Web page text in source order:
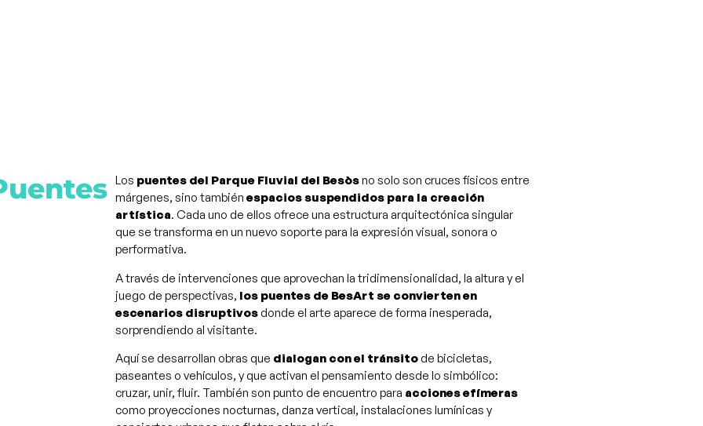
Los puentes del Parque Fluvial del Besòsno solo son cruces físicos entre
márgenes, sino también espacios suspendidos para la creación
artística. Cada uno de ellos ofrece una estructura arquitectónica singular
que se transforma en un nuevo soporte para la expresión visual, sonora o
performativa.
A través de intervenciones que aprovechan la tridimensionalidad, la altura y el
juego de perspectivas, los puentes de BesArt se convierten en
escenarios disruptivos donde el arte aparece de forma inesperada,
sorprendiendo al visitante.
Aquí se desarrollan obras que dialogan con el tránsito de bicicletas,
paseantes o vehículos, y que activan el pensamiento desde lo simbólico:
cruzar, unir, fluir. También son punto de encuentro para acciones efímeras
como proyecciones nocturnas, danza vertical, instalaciones lumínicas y